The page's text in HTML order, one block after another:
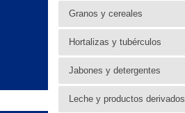
Granos y cereales
Hortalizas y tubérculos
Jabones y detergentes
Leche y productos derivados